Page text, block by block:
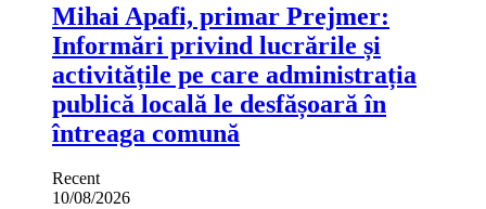
Mihai Apafi, primar Prejmer:
Informări privind lucrările și
activitățile pe care administrația
publică locală le desfășoară în
întreaga comună
Recent
10/08/2026